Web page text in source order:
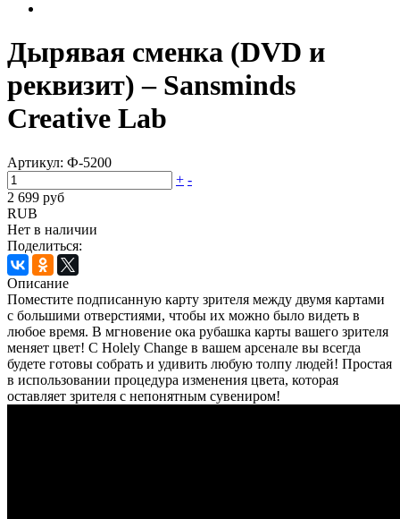
Дырявая сменка (DVD и
реквизит) – Sansminds
Creative Lab
Артикул: Ф-5200
+ -
2 699 руб
RUB
Нет в наличии
Поделиться:
Описание
Поместите подписанную карту зрителя между двумя картами
с большими отверстиями, чтобы их можно было видеть в
любое время. В мгновение ока рубашка карты вашего зрителя
меняет цвет! С Holely Change в вашем арсенале вы всегда
будете готовы собрать и удивить любую толпу людей! Простая
в использовании процедура изменения цвета, которая
оставляет зрителя с непонятным сувениром!